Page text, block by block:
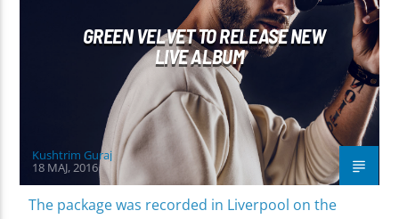
GREEN VELVET TO RELEASE NEW
LIVE ALBUM
Kushtrim Guraj
18 MAJ, 2016
The package was recorded in Liverpool on the